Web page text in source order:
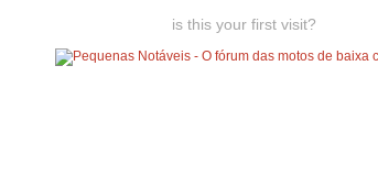
is this your first visit?